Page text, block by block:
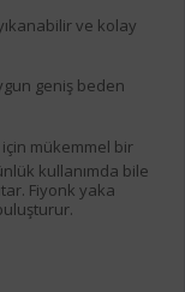
ve kolay
geniş beden
mükemmel bir
kullanımda bile
Fiyonk yaka